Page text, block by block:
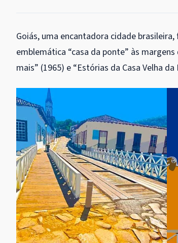
Goiás, uma encantadora cidade
emblemática “casa da ponte” às
mais” (1965) e “Estórias da Casa Velha